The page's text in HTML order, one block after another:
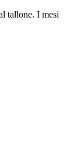
tallone. I mesi